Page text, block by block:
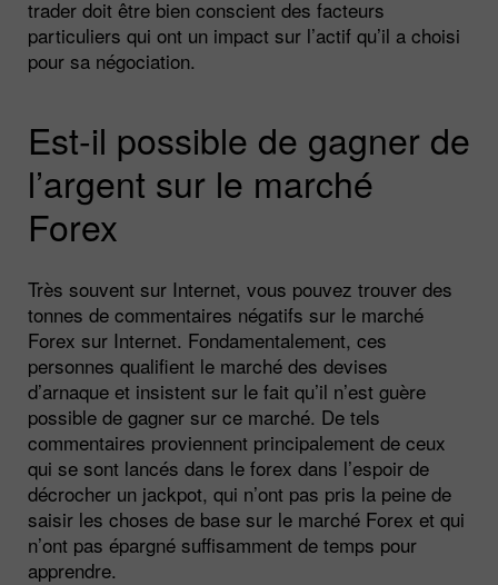
trader doit être bien conscient des facteurs
particuliers qui ont un impact sur l’actif qu’il a choisi
pour sa négociation.
Est-il possible de gagner de
l’argent sur le marché
Forex
Très souvent sur Internet, vous pouvez trouver des
tonnes de commentaires négatifs sur le marché
Forex sur Internet. Fondamentalement, ces
personnes qualifient le marché des devises
d’arnaque et insistent sur le fait qu’il n’est guère
possible de gagner sur ce marché. De tels
commentaires proviennent principalement de ceux
qui se sont lancés dans le forex dans l’espoir de
décrocher un jackpot, qui n’ont pas pris la peine de
saisir les choses de base sur le marché Forex et qui
n’ont pas épargné suffisamment de temps pour
apprendre.